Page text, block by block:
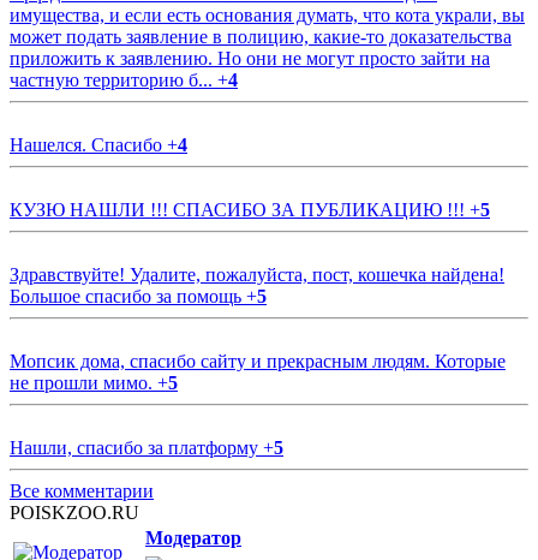
имущества, и если есть основания думать, что кота украли, вы
может подать заявление в полицию, какие-то доказательства
приложить к заявлению. Но они не могут просто зайти на
частную территорию б... +4
Нашелся. Спасибо +4
КУЗЮ НАШЛИ !!! СПАСИБО ЗА ПУБЛИКАЦИЮ !!! +5
Здравствуйте! Удалите, пожалуйста, пост, кошечка найдена!
Большое спасибо за помощь +5
Мопсик дома, спасибо сайту и прекрасным людям. Которые
не прошли мимо. +5
Нашли, спасибо за платформу +5
Все комментарии
POISKZOO.RU
Модератор